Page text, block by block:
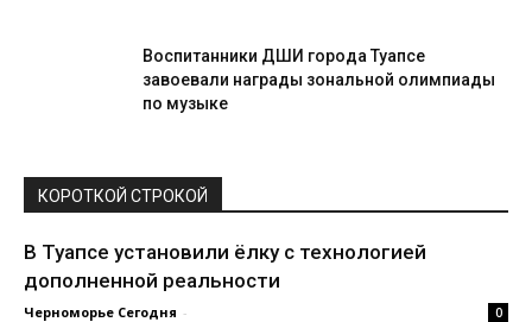
Воспитанники ДШИ города Туапсе
завоевали награды зональной олимпиады
по музыке
КОРОТКОЙ СТРОКОЙ
В Туапсе установили ёлку с технологией
дополненной реальности
Черноморье Сегодня - 0